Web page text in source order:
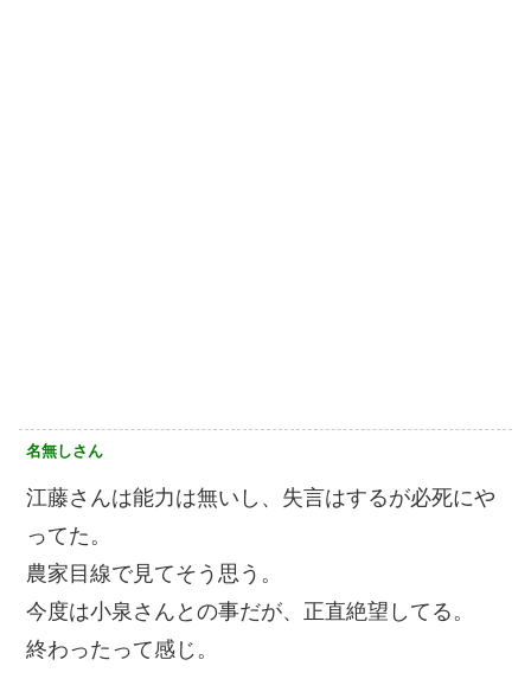
名無しさん
江藤さんは能力は無いし、失言はするが必死にや
ってた。
農家目線で見てそう思う。
今度は小泉さんとの事だが、正直絶望してる。
終わったって感じ。